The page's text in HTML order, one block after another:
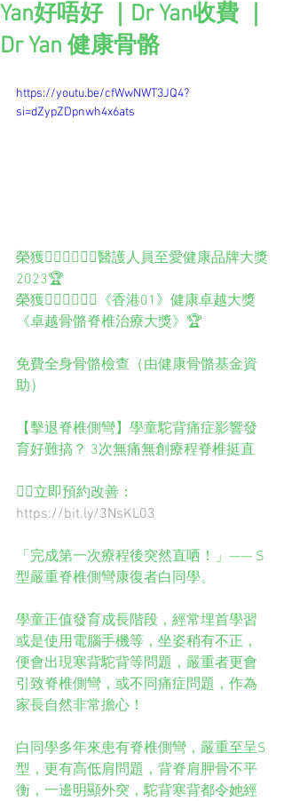
Yan好唔好 ｜Dr Yan收費 ｜
Dr Yan 健康骨骼
https://youtu.be/cfWwNWT3JQ4?
si=dZypZDpnwh4x6ats
榮獲👨🏻‍⚕️👩🏻‍⚕️醫護人員至愛健康品牌大獎
2023🏆
榮獲👨🏻‍⚕️👩🏻‍⚕️《香港01》健康卓越大獎
《卓越骨骼脊椎治療大獎》🏆
免費全身骨骼檢查（由健康骨骼基金資
助）
【擊退脊椎側彎】學童駝背痛症影響發
育好難搞？ 3次無痛無創療程脊椎挺直
👉🏻立即預約改善：
https://bit.ly/3NsKL03
「完成第一次療程後突然直哂！」—— S
型嚴重脊椎側彎康復者白同學。
學童正值發育成長階段，經常埋首學習
或是使用電腦手機等，坐姿稍有不正，
便會出現寒背駝背等問題，嚴重者更會
引致脊椎側彎，或不同痛症問題，作為
家長自然非常擔心！
白同學多年來患有脊椎側彎，嚴重至呈S
型，更有高低肩問題，背脊肩胛骨不平
衡，一邊明顯外突，駝背寒背都令她經